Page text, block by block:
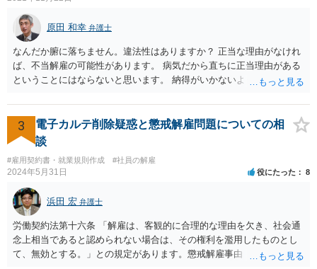
すべては不可能でしょうので。 相手の言動には早急には返事をせずに
弁護士と相談しながら、対応策を検討する方がよいでしょう。 また、
返還が難しい場合、損害賠償を請求する事はできますでしょうか？ 法
的には可能ですが、立証の問題があります。 協議でも問題にできそう
ですが、調停なども検討できるでしょう。 また、返還請求も損害賠償
上がります。 警察に相談されてもよい事案だとは思います。
原田 和幸 弁護士
なんだか腑に落ちません。違法性はありますか？ 正当な理由がなけれ
ば、不当解雇の可能性があります。 病気だから直ちに正当理由がある
ということにはならないと思います。 納得がいかないようであれば、
ます。
3
電子カルテ削除疑惑と懲戒解雇問題についての相
談
#雇用契約書・就業規則作成 #社員の解雇
2024年5月31日 役にたった 8
浜田 宏 弁護士
労働契約法第十六条 「解雇は、客観的に合理的な理由を欠き、社会通
念上相当であると認められない場合は、その権利を濫用したものとし
て、無効とする。」との規定があります。懲戒解雇事由（通常就業規